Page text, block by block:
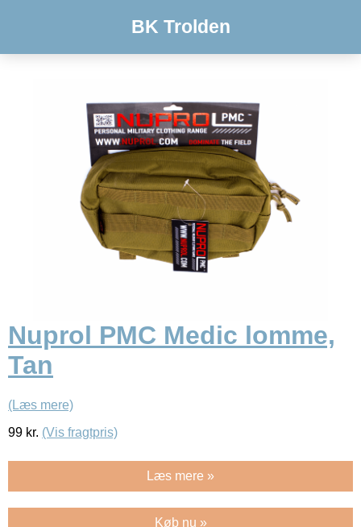
BK Trolden
Nuprol PMC Medic lomme,
Tan
(Læs mere)
99 kr. (Vis fragtpris)
Læs mere »
Køb nu »